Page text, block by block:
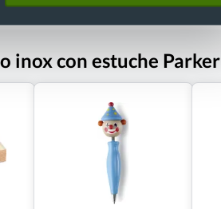
inox con estuche Parker